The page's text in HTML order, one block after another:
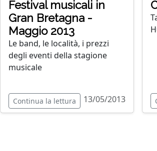
Festival musicali in
Gran Bretagna -
Maggio 2013
Le band, le località, i prezzi
degli eventi della stagione
musicale
Continua la lettura 13/05/2013